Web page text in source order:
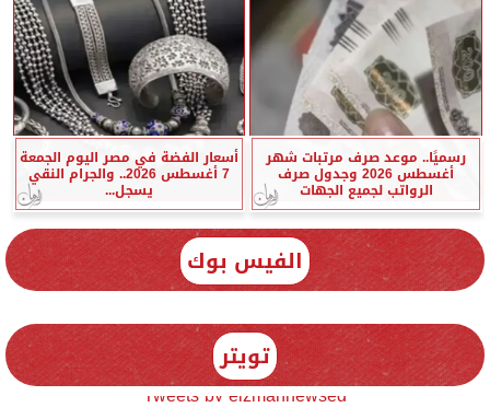
رسميًا.. موعد صرف مرتبات شهر
أغسطس 2026 وجدول صرف
الرواتب لجميع الجهات
أسعار الفضة في مصر اليوم الجمعة
7 أغسطس 2026.. والجرام النقي
يسجل...
الفيس بوك
تويتر
Tweets by elzmannewseg